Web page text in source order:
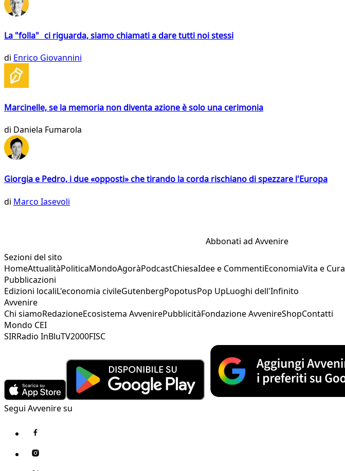
La "folla" ci riguarda, siamo chiamati a dare tutti noi stessi
di Enrico Giovannini
Marcinelle, se la memoria non diventa azione è solo una cerimonia
di Daniela Fumarola
Giorgia e Pedro, i due «opposti» che tirando la corda rischiano di spezzare l'Europa
di Marco Iasevoli
Abbonati ad Avvenire
Sezioni del sito
HomeAttualitàPoliticaMondoAgoràPodcastChiesaIdee e CommentiEconomiaVita e Cura
Pubblicazioni
Edizioni localiL'economia civileGutenbergPopotusPop UpLuoghi dell'Infinito
Avvenire
Chi siamoRedazioneEcosistema AvvenirePubblicitàFondazione AvvenireShopContatti
Mondo CEI
SIRRadio InBluTV2000FISC
Segui Avvenire su